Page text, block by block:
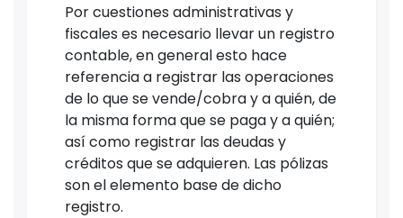
Por cuestiones administrativas y
fiscales es necesario llevar un registro
contable, en general esto hace
referencia a registrar las operaciones
de lo que se vende/cobra y a quién, de
la misma forma que se paga y a quién;
así como registrar las deudas y
créditos que se adquieren. Las pólizas
son el elemento base de dicho
registro.